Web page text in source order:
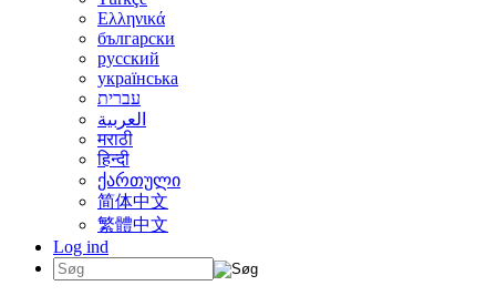
Ελληνικά
български
русский
українська
עברית
العربية
मराठी
हिन्दी
ქართული
简体中文
繁體中文
Log ind